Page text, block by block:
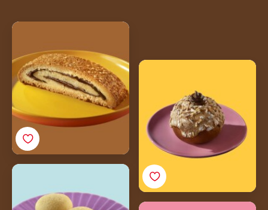
Baci di Dama e Nutella®